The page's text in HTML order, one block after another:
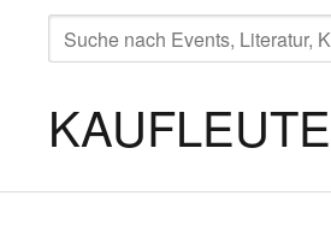
SUCHE
NACH: